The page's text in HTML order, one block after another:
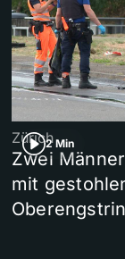
2 Min
Zürich
Zwei
mit